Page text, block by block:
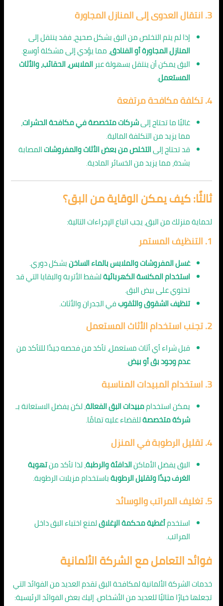
3. انتقال العدوى إلى المنازل المجاورة
إذا لم يتم التخلص من البق بشكل صحيح، فقد ينتقل إلى
المنازل المجاورة أو الفنادق، مما يؤدي إلى مشكلة أوسع.
البق يمكن أن ينتقل بسهولة عبر الملابس، الحقائب، والأثاث
المستعمل.
4. تكلفة مكافحة مرتفعة
غالبًا ما تحتاج إلىشركات متخصصة في مكافحة الحشرات،
مما يزيد من التكلفة المالية.
قد تحتاج إلىالتخلص من بعض الأثاث والمفروشاتالمصابة
بشدة، مما يزيد من الخسائر المادية.
ثالثًا: كيف يمكن الوقاية من البق؟
لحماية منزلك من البق، يجب اتباع الإجراءات التالية:
1. التنظيف المستمر
غسل المفروشات والملابس بالماء الساخنبشكل دوري.
استخدام المكنسة الكهربائيةلشفط الأتربة والبقايا التي قد
تحتوي على بيض البق.
تنظيف الشقوق والثقوبفي الجدران والأثاث.
2. تجنب استخدام الأثاث المستعمل
قبل شراء أي أثاث مستعمل، تأكد من فحصه جيدًا للتأكد من
عدم وجود بق أو بيض.
3. استخدام المبيدات المناسبة
يمكن استخداممبيدات البق الفعالة، لكن يفضل الاستعانة بـ
شركة متخصصةللقضاء عليه تمامًا.
4. تقليل الرطوبة في المنزل
البق يفضل الأماكنالدافئة والرطبة، لذا تأكد منتهوية
الغرف جيدًا وتقليل الرطوبةباستخدام مزيلات الرطوبة.
5. تغليف المراتب والوسائد
استخدمأغطية محكمة الإغلاقلمنع اختباء البق داخل
المراتب.
فوائد التعامل مع الشركة الألمانية
خدمات الشركة الألمانية لمكافحة البق تقدم العديد من الفوائد التي
تجعلها خيارًا مثاليًا للعديد من الأشخاص. إليك بعض الفوائد الرئيسية: